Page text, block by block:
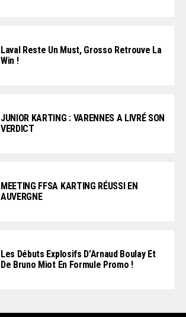
Laval Reste Un Must, Grosso Retrouve La
Win !
JUNIOR KARTING : VARENNES A LIVRÉ SON
VERDICT
MEETING FFSA KARTING RÉUSSI EN
AUVERGNE
Les Débuts Explosifs D’Arnaud Boulay Et
De Bruno Miot En Formule Promo !